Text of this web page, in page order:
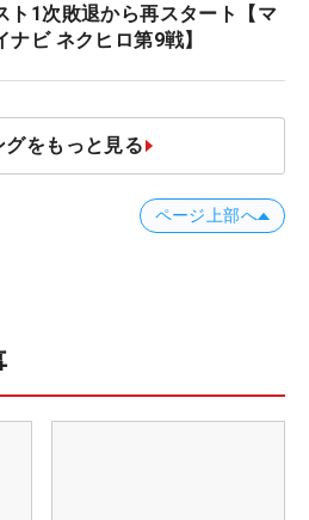
ト1次敗退から再スタート【マ
ナビ ネクヒロ第9戦】
グをもっと見る
ページ上部へ